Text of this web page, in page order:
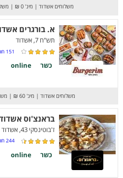
משלוחים אשדוד | מינ' 0 ₪ |
א. בורגרים
תש"ח 7, אשדוד
151
כשר online
משלוחים אשדוד | מינ' 60 ₪ |
בראנצ'וס
ז'בוטינסקי 43, אשדוד
244
כשר online